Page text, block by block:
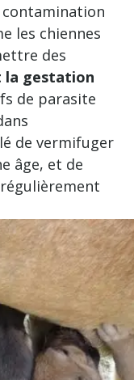
les chiennes
des
la gestation
de parasite
de vermifuger
âge, et de